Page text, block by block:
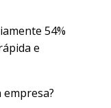
54%
e